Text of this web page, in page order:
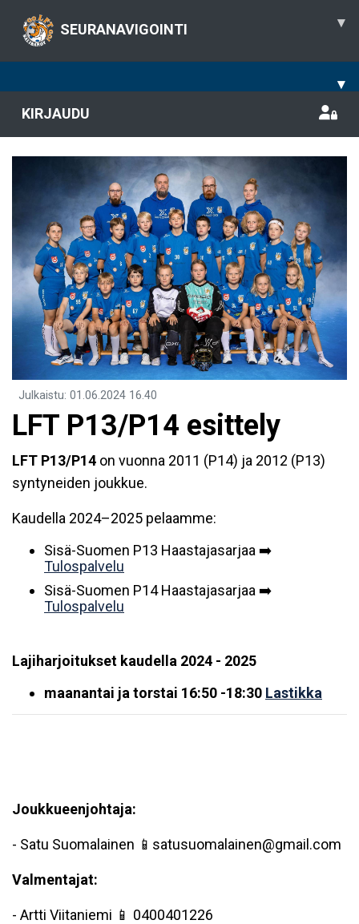
SEURANAVIGOINTI ▾
▾
KIRJAUDU
Julkaistu: 01.06.2024 16.40
LFT P13/P14 esittely
LFT P13/P14 on vuonna 2011 (P14) ja 2012 (P13)
syntyneiden joukkue.
Kaudella 2024–2025 pelaamme:
Sisä-Suomen P13 Haastajasarjaa ➡️
Tulospalvelu
Sisä-Suomen P14 Haastajasarjaa ➡️
Tulospalvelu
Lajiharjoitukset kaudella 2024 - 2025
maanantai ja torstai 16:50 -18:30 Lastikka
Joukkueenjohtaja:
- Satu Suomalainen 📱satusuomalainen@gmail.com
Valmentajat:
- Artti Viitaniemi 📱 0400401226